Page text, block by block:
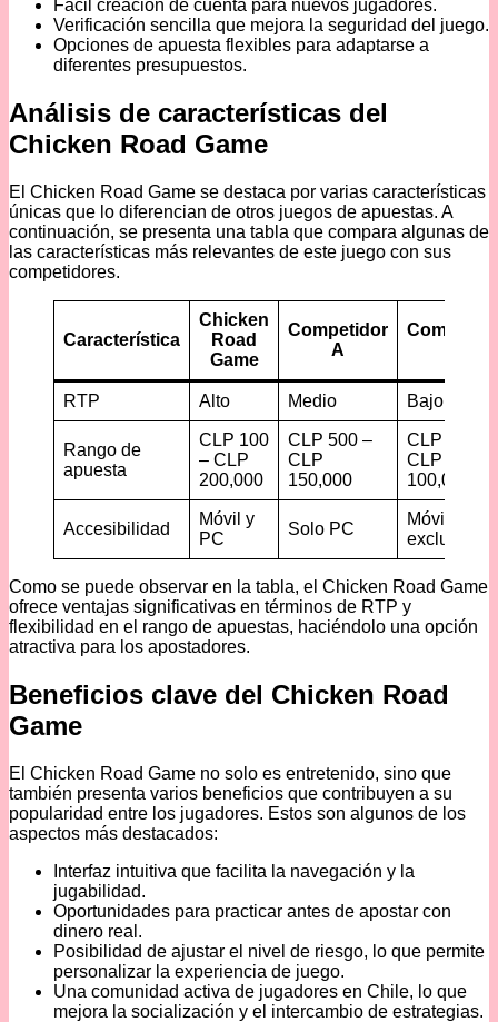
Fácil creación de cuenta para nuevos jugadores.
Verificación sencilla que mejora la seguridad del juego.
Opciones de apuesta flexibles para adaptarse a
diferentes presupuestos.
Análisis de características del
Chicken Road Game
El Chicken Road Game se destaca por varias características
únicas que lo diferencian de otros juegos de apuestas. A
continuación, se presenta una tabla que compara algunas de
las características más relevantes de este juego con sus
competidores.
Característica
Chicken
Road
Game
Competidor
A
RTP Alto Medio Bajo
Rango de
apuesta
CLP 100
– CLP
200,000
CLP 500 –
CLP
150,000
CLP 250 –
CLP
100,000
Accesibilidad
Móvil y
PC
Solo PC
Móvil
exclusivo
Como se puede observar en la tabla, el Chicken Road Game
ofrece ventajas significativas en términos de RTP y
flexibilidad en el rango de apuestas, haciéndolo una opción
atractiva para los apostadores.
Beneficios clave del Chicken Road
Game
El Chicken Road Game no solo es entretenido, sino que
también presenta varios beneficios que contribuyen a su
popularidad entre los jugadores. Estos son algunos de los
aspectos más destacados:
Interfaz intuitiva que facilita la navegación y la
jugabilidad.
Oportunidades para practicar antes de apostar con
dinero real.
Posibilidad de ajustar el nivel de riesgo, lo que permite
personalizar la experiencia de juego.
Una comunidad activa de jugadores en Chile, lo que
mejora la socialización y el intercambio de estrategias.